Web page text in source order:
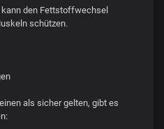
den Fettstoffwechsel
schützen.
als sicher gelten, gibt es